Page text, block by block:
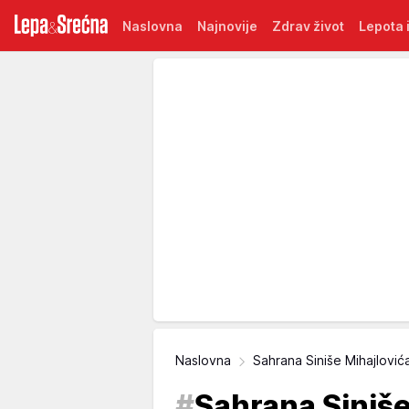
Naslovna Najnovije Zdrav život Lepota
Naslovna Sahrana Siniše